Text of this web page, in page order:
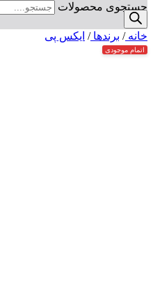
جستجوی محصولات
خانه/ برندها/ ایکس پی
اتمام موجودی